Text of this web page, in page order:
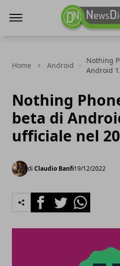
Home Android
Nothing
Android
Nothing
beta di
ufficiale nel
di Claudio Banfi19/12/2022
FacebookTwitterWhatsapp